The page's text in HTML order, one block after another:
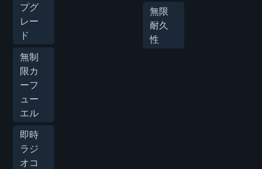
プグ
レー
ド
無制
限カ
ーフ
ュー
エル
即時
ラジ
オコ
無限
耐久
性